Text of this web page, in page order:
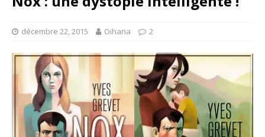
décembre 22, 2015 Oihana 2